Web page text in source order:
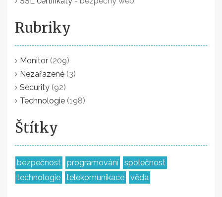
Rubriky
Monitor (209)
Nezařazené (3)
Security (92)
Technologie (198)
Štítky
bezpečnost programování
společnost
technologie
telekomunikace věda